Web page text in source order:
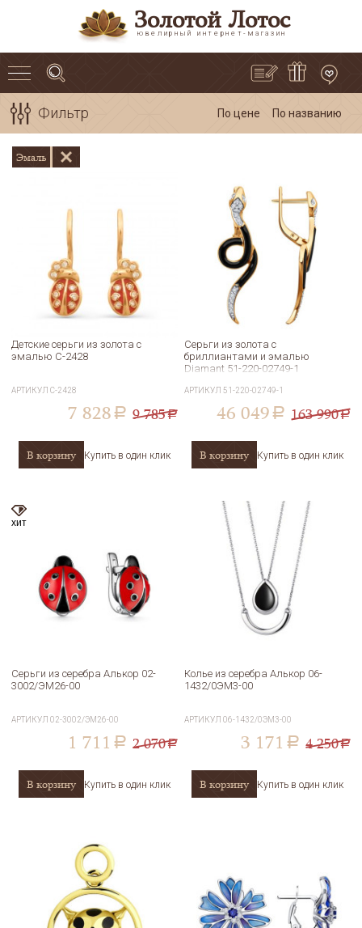
Золотой Лотос
ювелирный интернет-магазин
Фильтр По цене По названию
Эмаль
Детские серьги из золота с
эмалью С-2428
АРТИКУЛС-2428
7 828 a 9 785a
В корзину Купить в один клик
Серьги из золота с
бриллиантами и эмалью
Diamant 51-220-02749-1
АРТИКУЛ51-220-02749-1
46 049 a 163 990a
В корзину Купить в один клик
Серьги из серебра Алькор 02-
3002/ЭМ26-00
АРТИКУЛ02-3002/ЭМ26-00
1 711 a 2 070a
В корзину Купить в один клик
хит
Колье из серебра Алькор 06-
1432/0ЭМ3-00
АРТИКУЛ06-1432/0ЭМ3-00
3 171 a 4 250a
В корзину Купить в один клик